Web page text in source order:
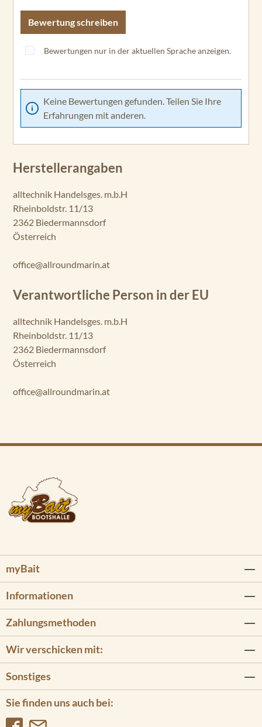
Bewertung schreiben
Bewertungen nur in der aktuellen Sprache anzeigen.
Keine Bewertungen gefunden. Teilen Sie Ihre
Erfahrungen mit anderen.
Herstellerangaben
alltechnik Handelsges. m.b.H
Rheinboldstr. 11/13
2362 Biedermannsdorf
Österreich
office@allroundmarin.at
Verantwortliche Person in der EU
alltechnik Handelsges. m.b.H
Rheinboldstr. 11/13
2362 Biedermannsdorf
Österreich
office@allroundmarin.at
myBait
Informationen
Sie finden uns auch bei:
Zahlungsmethoden
Wir verschicken mit:
Sonstiges